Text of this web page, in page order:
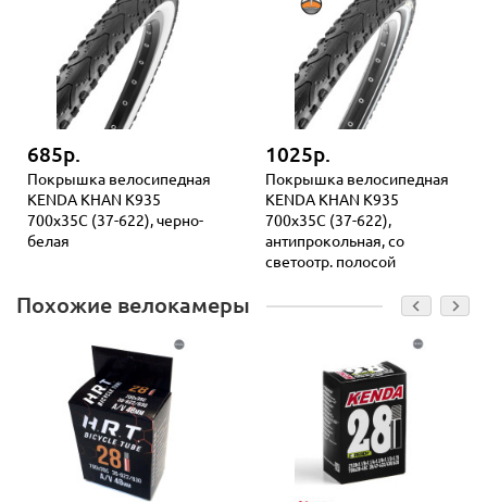
685р.
Покрышка велосипедная
KENDA KHAN K935
700x35С (37-622), черно-
белая
1025р.
Покрышка велосипедная
KENDA KHAN K935
700x35С (37-622),
антипрокольная, со
светоотр. полосой
Похожие велокамеры